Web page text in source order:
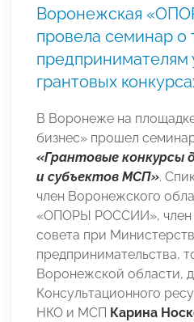
Воронежская
провела семинар о
предпринимателям
грантовых
В Воронеже на
бизнес» прошел
«Грантовые конкурсы
и субъектов МСП».
член Воронежского
«ОПОРЫ РОССИИ», член
совета при
предпринимательства,
Воронежской области,
Консультационного
НКО и МСП Карина